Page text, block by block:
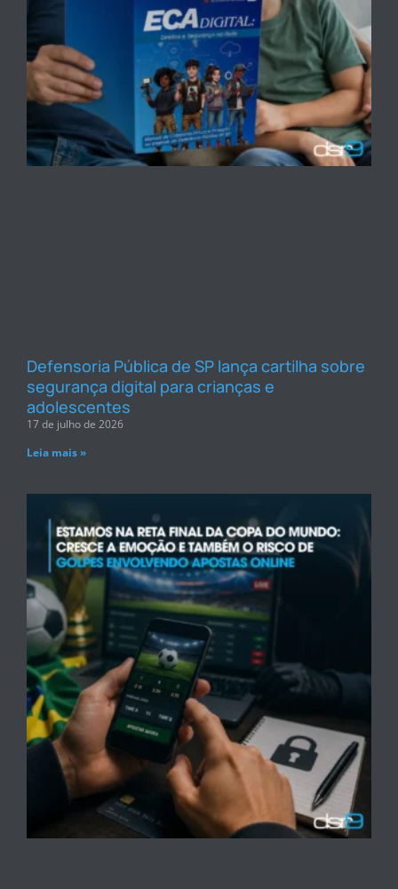
Defensoria Pública de SP lança cartilha sobre
segurança digital para crianças e
adolescentes
17 de julho de 2026
Leia mais »